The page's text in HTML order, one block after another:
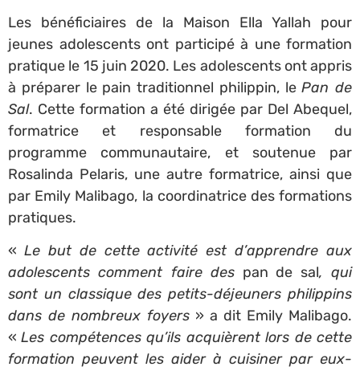
Les bénéficiaires de la Maison Ella Yallah pour
jeunes adolescents ont participé à une formation
pratique le 15 juin 2020. Les adolescents ont appris
à préparer le pain traditionnel philippin, lePan de
Sal. Cette formation a été dirigée par Del Abequel,
formatrice et responsable formation du
programme communautaire, et soutenue par
Rosalinda Pelaris, une autre formatrice, ainsi que
par Emily Malibago, la coordinatrice des formations
pratiques.
« Le but de cette activité est d’apprendre aux
adolescents comment faire des pan de sal, qui
sont un classique des petits-déjeuners philippins
dans de nombreux foyers » a dit Emily Malibago.
«Les compétences qu’ils acquièrent lors de cette
formation peuvent les aider à cuisiner par eux-